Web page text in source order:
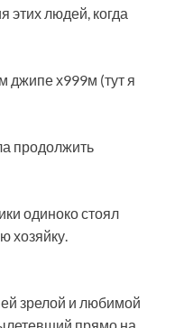
этих людей, когда
джипе х999м (тут я
продолжить
одиноко стоял
хозяйку.
зрелой и любимой